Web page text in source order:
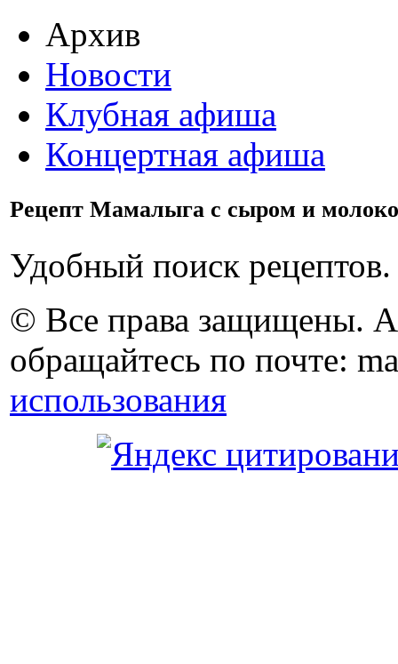
Архив
Новости
Клубная афиша
Концертная афиша
Рецепт Мамалыга с сыром и
Удобный поиск рецептов.
© Все права защищены.
обращайтесь по почте:
использования